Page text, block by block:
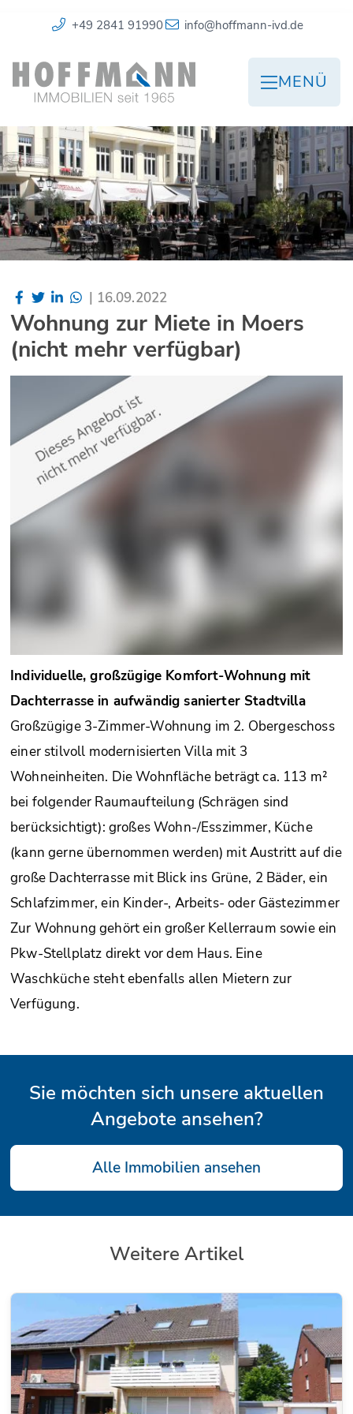
+49 2841 91990 info@hoffmann-ivd.de
MENÜ
| 16.09.2022
Wohnung zur Miete in Moers
(nicht mehr verfügbar)
Individuelle, großzügige Komfort-Wohnung mit
Dachterrasse in aufwändig sanierter Stadtvilla
Großzügige 3-Zimmer-Wohnung im 2. Obergeschoss
einer stilvoll modernisierten Villa mit 3
Wohneinheiten. Die Wohnfläche beträgt ca. 113 m²
bei folgender Raumaufteilung (Schrägen sind
berücksichtigt): großes Wohn-/Esszimmer, Küche
(kann gerne übernommen werden) mit Austritt auf die
große Dachterrasse mit Blick ins Grüne, 2 Bäder, ein
Schlafzimmer, ein Kinder-, Arbeits- oder Gästezimmer
Zur Wohnung gehört ein großer Kellerraum sowie ein
Pkw-Stellplatz direkt vor dem Haus. Eine
Waschküche steht ebenfalls allen Mietern zur
Verfügung.
Sie möchten sich unsere aktuellen
Angebote ansehen?
Alle Immobilien ansehen
Weitere Artikel